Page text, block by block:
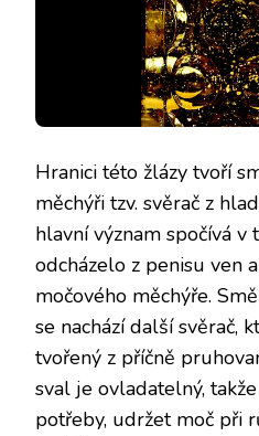
Hranici této žlázy tvoří
měchýři tzv. svěrač z
hlavní význam spočívá v
odcházelo z penisu ven
močového měchýře.
se nachází další svěrač,
tvořený z příčně
sval je ovladatelný,
potřeby, udržet moč při